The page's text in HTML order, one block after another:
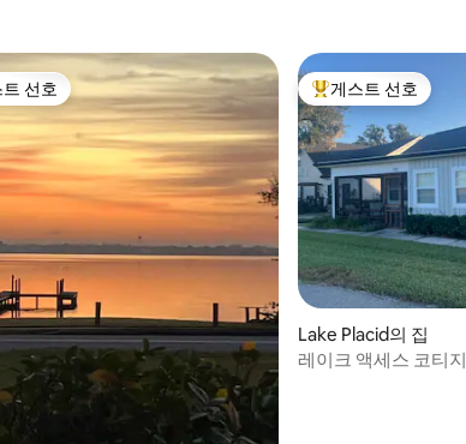
후기 34개
스트 선호
선호 상위 게스트 선호
게스트 선호
Lake Placid의 집
레이크 액세스 코티지